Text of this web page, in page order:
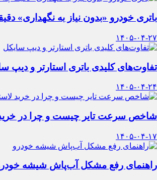
باتری خودرو «بدون نیاز به نگهداری»
۱۴۰۵-۰۴-۲۷
تفاوت‌های کلیدی باتری استارتر و دیپ
۱۴۰۵-۰۴-۲۴
شاخص سرعت تایر چیست و چرا در خرید
۱۴۰۵-۰۴-۱۷
راهنمای رفع مشکل آب‌پاش شیشه